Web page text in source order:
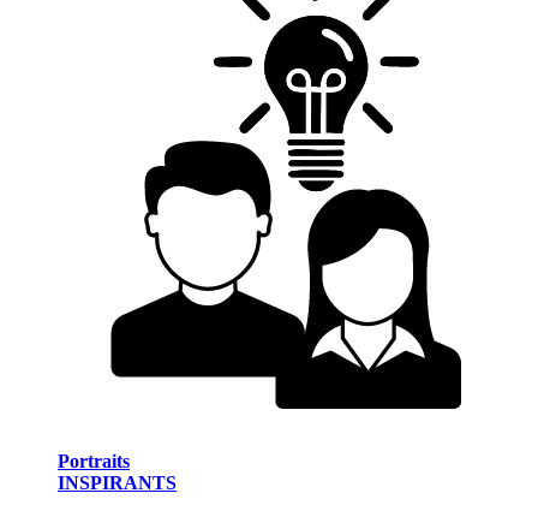
Portraits
INSPIRANTS